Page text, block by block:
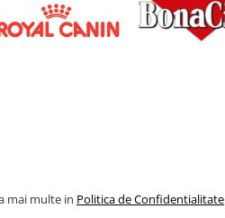
mai multe in Politica de Confidentialitate